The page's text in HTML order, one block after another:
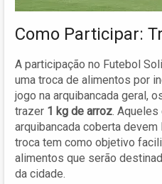
Como Participar:
A participação no Futebol
uma troca de alimentos por
jogo na arquibancada geral,
trazer 1 kg de arroz.
arquibancada coberta devem
troca tem como objetivo
alimentos que serão
da cidade.